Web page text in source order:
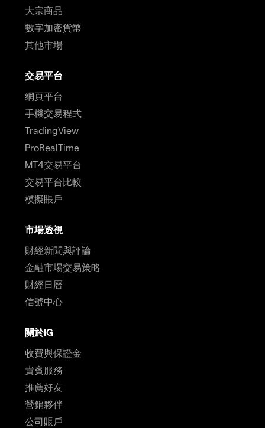
大宗商品
數字加密貨幣
其他市場
交易平台
網頁平台
手機交易程式
TradingView
ProRealTime
MT4交易平台
交易平台比較
模擬賬戶
市場透視
財經新聞與評論
金融市場交易策略
財經日曆
信號中心
關於IG
收費與保證金
貴賓服務
推薦好友
營銷夥伴
公司賬戶